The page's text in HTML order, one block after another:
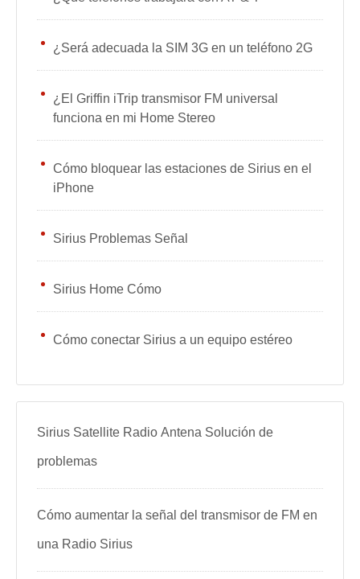
¿Será adecuada la SIM 3G en un teléfono 2G
¿El Griffin iTrip transmisor FM universal
funciona en mi Home Stereo
Cómo bloquear las estaciones de Sirius en el
iPhone
Sirius Problemas Señal
Sirius Home Cómo
Cómo conectar Sirius a un equipo estéreo
Sirius Satellite Radio Antena Solución de
problemas
Cómo aumentar la señal del transmisor de FM en
una Radio Sirius